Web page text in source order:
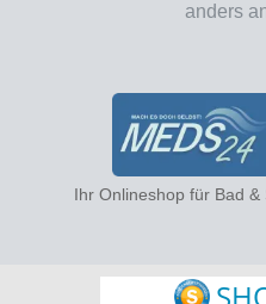
anders
Ihr Onlineshop für Bad &